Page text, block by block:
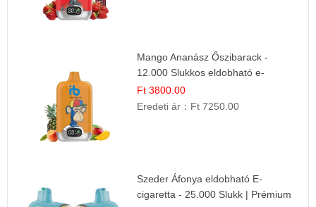
Mango Ananász Őszibarack -
12.000 Slukkos eldobható e-
Cigaretta
Ft 3800.00
Eredeti ár： Ft 7250.00
Szeder Áfonya eldobható E-
cigaretta - 25.000 Slukk | Prémium